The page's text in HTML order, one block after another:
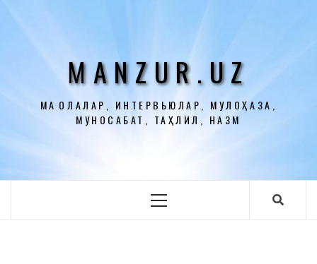
MANZUR.UZ
МАҚОЛАЛАР, ИНТЕРВЬЮЛАР, МУЛОҲАЗА,
МУНОСАБАТ, ТАҲЛИЛ, НАЗМ
меню